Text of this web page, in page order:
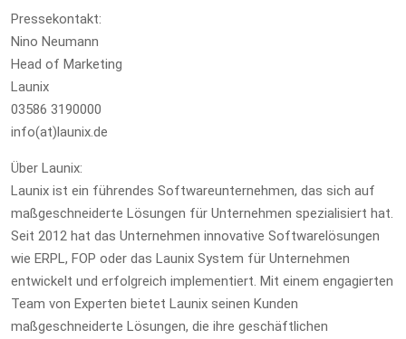
Pressekontakt:
Nino Neumann
Head of Marketing
Launix
03586 3190000
info(at)launix.de
Über Launix:
Launix ist ein führendes Softwareunternehmen, das sich auf
maßgeschneiderte Lösungen für Unternehmen spezialisiert hat.
Seit 2012 hat das Unternehmen innovative Softwarelösungen
wie ERPL, FOP oder das Launix System für Unternehmen
entwickelt und erfolgreich implementiert. Mit einem engagierten
Team von Experten bietet Launix seinen Kunden
maßgeschneiderte Lösungen, die ihre geschäftlichen